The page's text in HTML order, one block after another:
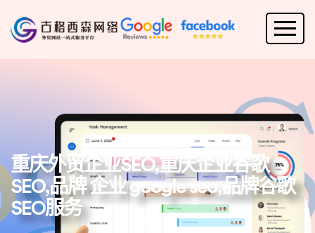
重庆外贸企业SEO,重庆企业谷歌
SEO,品牌 企业 google seo,品牌谷歌
SEO服务